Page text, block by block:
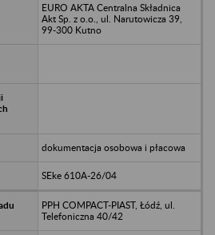
EURO AKTA Centralna Składnica
Akt Sp. z o.o., ul. Narutowicza 39,
99-300 Kutno
dokumentacja osobowa i płacowa
SEke 610A-26/04
PPH COMPACT-PIAST, Łódź, ul.
Telefoniczna 40/42